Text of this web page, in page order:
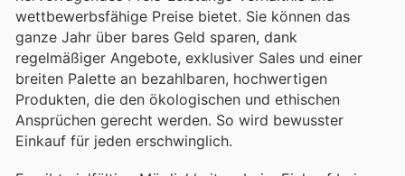
wettbewerbsfähige Preise bietet. Sie können das
ganze Jahr über bares Geld sparen, dank
regelmäßiger Angebote, exklusiver Sales und einer
breiten Palette an bezahlbaren, hochwertigen
Produkten, die den ökologischen und ethischen
Ansprüchen gerecht werden. So wird bewusster
Einkauf für jeden erschwinglich.